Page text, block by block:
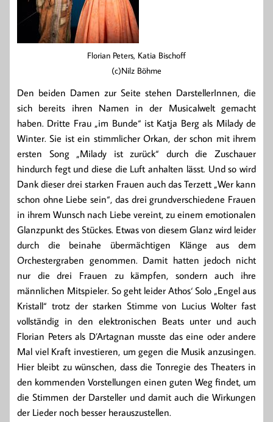
Florian Peters, Katia Bischoff
(c)Nilz Böhme
Den beiden Damen zur Seite stehen DarstellerInnen, die
sich bereits ihren Namen in der Musicalwelt gemacht
haben. Dritte Frau „im Bunde“ ist Katja Berg als Milady de
Winter. Sie ist ein stimmlicher Orkan, der schon mit ihrem
ersten Song „Milady ist zurück“ durch die Zuschauer
hindurch fegt und diese die Luft anhalten lässt. Und so wird
Dank dieser drei starken Frauen auch das Terzett „Wer kann
schon ohne Liebe sein“, das drei grundverschiedene Frauen
in ihrem Wunsch nach Liebe vereint, zu einem emotionalen
Glanzpunkt des Stückes. Etwas von diesem Glanz wird leider
durch die beinahe übermächtigen Klänge aus dem
Orchestergraben genommen. Damit hatten jedoch nicht
nur die drei Frauen zu kämpfen, sondern auch ihre
männlichen Mitspieler. So geht leider Athos‘ Solo „Engel aus
Kristall“ trotz der starken Stimme von Lucius Wolter fast
vollständig in den elektronischen Beats unter und auch
Florian Peters als D’Artagnan musste das eine oder andere
Mal viel Kraft investieren, um gegen die Musik anzusingen.
Hier bleibt zu wünschen, dass die Tonregie des Theaters in
den kommenden Vorstellungen einen guten Weg findet, um
die Stimmen der Darsteller und damit auch die Wirkungen
der Lieder noch besser herauszustellen.